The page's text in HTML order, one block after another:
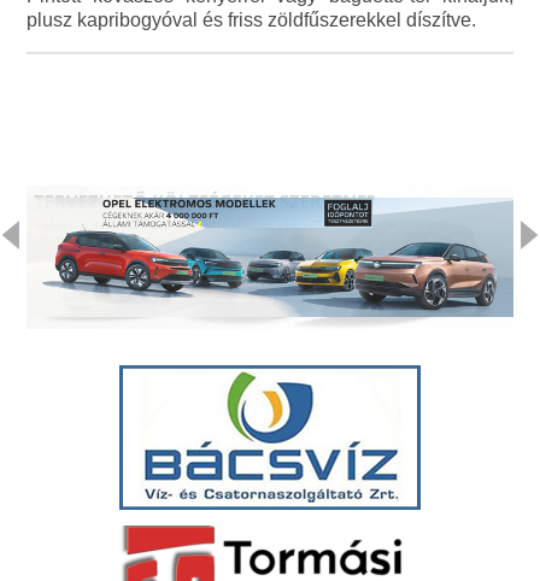
plusz kapribogyóval és friss zöldfűszerekkel díszítve.